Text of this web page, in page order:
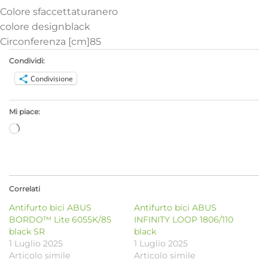
Colore sfaccettaturanero
colore designblack
Circonferenza [cm]85
Condividi:
Condivisione
Mi piace:
Caricamento
Correlati
Antifurto bici ABUS
BORDO™ Lite 6055K/85
black SR
1 Luglio 2025
Articolo simile
Antifurto bici ABUS
INFINITY LOOP 1806/110
black
1 Luglio 2025
Articolo simile